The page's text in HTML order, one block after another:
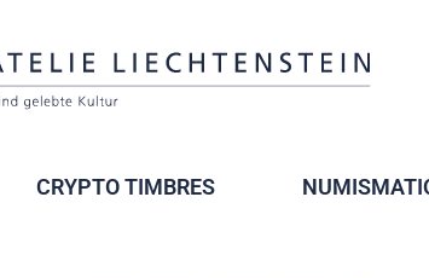
CRYPTO TIMBRES